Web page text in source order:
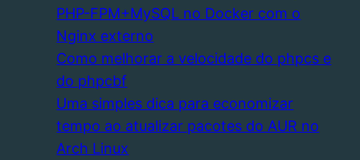
PHP-FPM+MySQL no Docker com o
Nginx externo
Como melhorar a velocidade do phpcs e
do phpcbf
Uma simples dica para economizar
tempo ao atualizar pacotes do AUR no
Arch Linux